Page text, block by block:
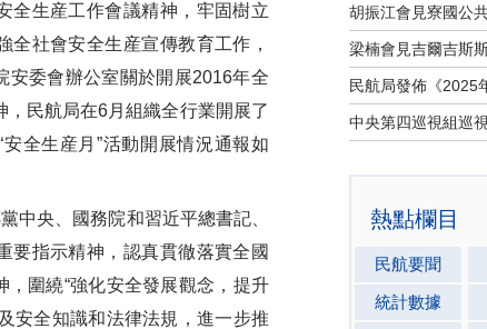
熱點欄目
民航要聞
統計數據
生産工作會議精神，牢固樹立
社會安全生産宣傳教育工作，
安委會辦公室關於開展2016年全
，民航局在6月組織全行業開展了
全生産月”活動開展情況通報如
央、國務院和習近平總書記、
要指示精神，認真貫徹落實全國
圍繞“強化安全發展觀念，提升
安全知識和法律法規，進一步推